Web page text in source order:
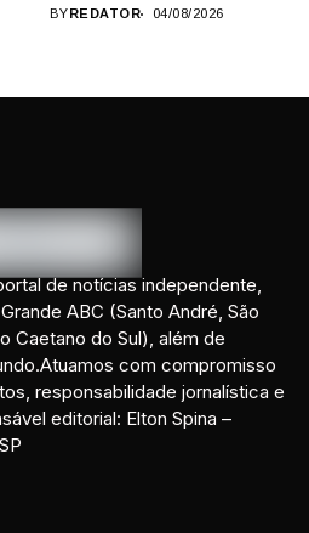
BYREDATOR 04/08/2026
de notícias independente,
ABC (Santo André, São
Caetano do Sul), além de
com compromisso
responsabilidade jornalística e
editorial: Elton Spina –